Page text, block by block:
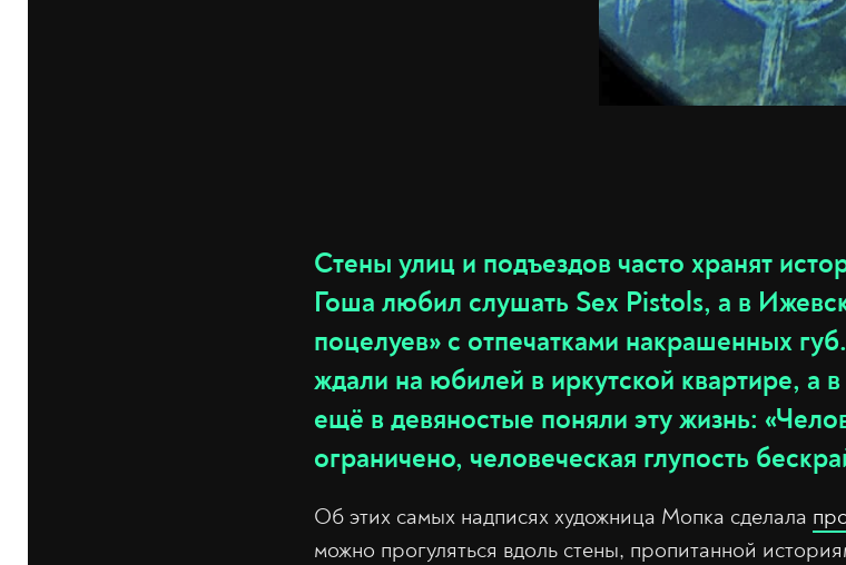
Стены улиц и подъездов часто хранят
Гоша любил слушать Sex Pistols, а в
поцелуев» с отпечатками накрашенных
ждали на юбилей в иркутской квартире, а
ещё в девяностые поняли эту жизнь:
ограничено, человеческая глупость
Об этих самых надписях художница Мопка сделала
можно прогуляться вдоль стены, пропитанной